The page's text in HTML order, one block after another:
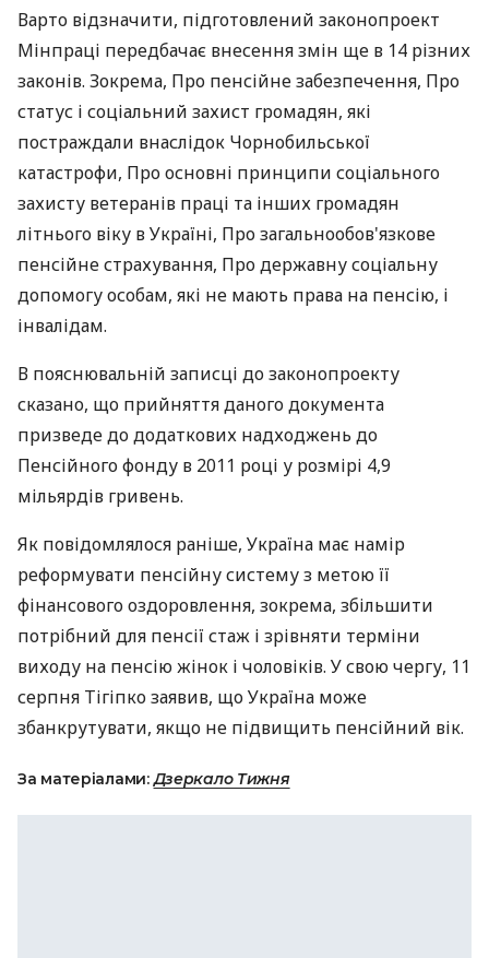
Варто відзначити, підготовлений законопроект
Мінпраці передбачає внесення змін ще в 14 різних
законів. Зокрема, Про пенсійне забезпечення, Про
статус і соціальний захист громадян, які
постраждали внаслідок Чорнобильської
катастрофи, Про основні принципи соціального
захисту ветеранів праці та інших громадян
літнього віку в Україні, Про загальнообов'язкове
пенсійне страхування, Про державну соціальну
допомогу особам, які не мають права на пенсію, і
інвалідам.
В пояснювальній записці до законопроекту
сказано, що прийняття даного документа
призведе до додаткових надходжень до
Пенсійного фонду в 2011 році у розмірі 4,9
мільярдів гривень.
Як повідомлялося раніше, Україна має намір
реформувати пенсійну систему з метою її
фінансового оздоровлення, зокрема, збільшити
потрібний для пенсії стаж і зрівняти терміни
виходу на пенсію жінок і чоловіків. У свою чергу, 11
серпня Тігіпко заявив, що Україна може
збанкрутувати, якщо не підвищить пенсійний вік.
За матеріалами:Дзеркало Тижня